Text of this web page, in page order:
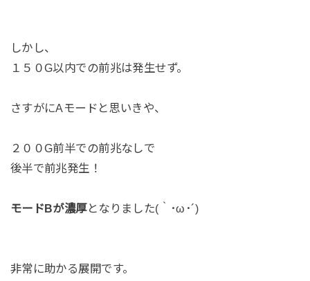
しかし、
１５０G以内での前兆は発生せず。
さすがにAモードと思いきや、
２００G前半での前兆なしで
後半で前兆発生！
モードBが濃厚となりました(｀･ω･´)
非常に助かる展開です。